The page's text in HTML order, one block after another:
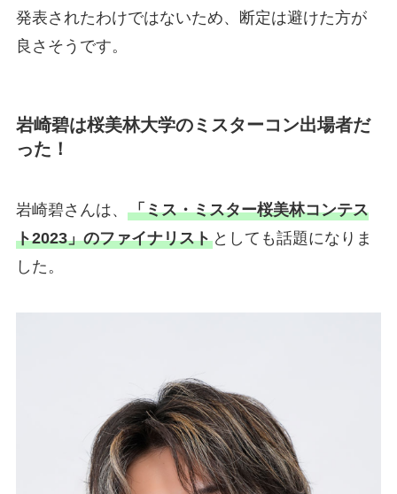
発表されたわけではないため、断定は避けた方が
良さそうです。
岩崎碧は桜美林大学のミスターコン出場者だ
った！
岩崎碧さんは、 「ミス・ミスター桜美林コンテス
ト2023」のファイナリストとしても話題になりま
した。